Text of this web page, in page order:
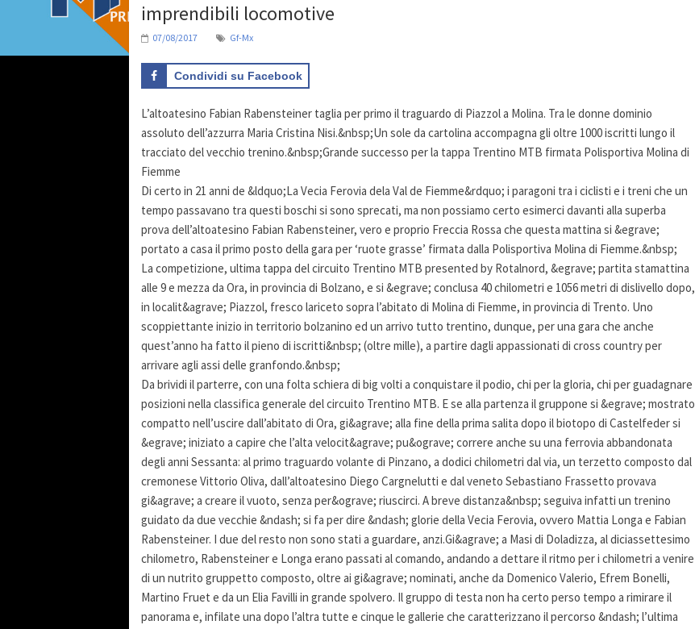
imprendibili locomotive
07/08/2017 Gf-Mx
Condividi su Facebook
L’altoatesino Fabian Rabensteiner taglia per primo il traguardo di Piazzol a Molina. Tra le donne dominio
assoluto dell’azzurra Maria Cristina Nisi.&nbsp;Un sole da cartolina accompagna gli oltre 1000 iscritti lungo il
tracciato del vecchio trenino.&nbsp;Grande successo per la tappa Trentino MTB firmata Polisportiva Molina di
Fiemme
Di certo in 21 anni de &ldquo;La Vecia Ferovia dela Val de Fiemme&rdquo; i paragoni tra i ciclisti e i treni che un
tempo passavano tra questi boschi si sono sprecati, ma non possiamo certo esimerci davanti alla superba
prova dell’altoatesino Fabian Rabensteiner, vero e proprio Freccia Rossa che questa mattina si &egrave;
portato a casa il primo posto della gara per ‘ruote grasse’ firmata dalla Polisportiva Molina di Fiemme.&nbsp;
La competizione, ultima tappa del circuito Trentino MTB presented by Rotalnord, &egrave; partita stamattina
alle 9 e mezza da Ora, in provincia di Bolzano, e si &egrave; conclusa 40 chilometri e 1056 metri di dislivello dopo,
in localit&agrave; Piazzol, fresco lariceto sopra l’abitato di Molina di Fiemme, in provincia di Trento. Uno
scoppiettante inizio in territorio bolzanino ed un arrivo tutto trentino, dunque, per una gara che anche
quest’anno ha fatto il pieno di iscritti&nbsp; (oltre mille), a partire dagli appassionati di cross country per
arrivare agli assi delle granfondo.&nbsp;
Da brividi il parterre, con una folta schiera di big volti a conquistare il podio, chi per la gloria, chi per guadagnare
posizioni nella classifica generale del circuito Trentino MTB. E se alla partenza il gruppone si &egrave; mostrato
compatto nell’uscire dall’abitato di Ora, gi&agrave; alla fine della prima salita dopo il biotopo di Castelfeder si
&egrave; iniziato a capire che l’alta velocit&agrave; pu&ograve; correre anche su una ferrovia abbandonata
degli anni Sessanta: al primo traguardo volante di Pinzano, a dodici chilometri dal via, un terzetto composto dal
cremonese Vittorio Oliva, dall’altoatesino Diego Cargnelutti e dal veneto Sebastiano Frassetto provava
gi&agrave; a creare il vuoto, senza per&ograve; riuscirci. A breve distanza&nbsp; seguiva infatti un trenino
guidato da due vecchie &ndash; si fa per dire &ndash; glorie della Vecia Ferovia, ovvero Mattia Longa e Fabian
Rabensteiner. I due del resto non sono stati a guardare, anzi.Gi&agrave; a Masi di Doladizza, al diciassettesimo
chilometro, Rabensteiner e Longa erano passati al comando, andando a dettare il ritmo per i chilometri a venire
di un nutrito gruppetto composto, oltre ai gi&agrave; nominati, anche da Domenico Valerio, Efrem Bonelli,
Martino Fruet e da un Elia Favilli in grande spolvero. Il gruppo di testa non ha certo perso tempo a rimirare il
panorama e, infilate una dopo l’altra tutte e cinque le gallerie che caratterizzano il percorso &ndash; l’ultima